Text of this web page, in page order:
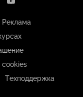
Реклама
cookies
Техподдержка